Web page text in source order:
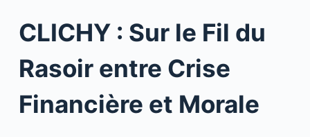
CLICHY : Sur le Fil du
Rasoir entre Crise
Financière et Morale